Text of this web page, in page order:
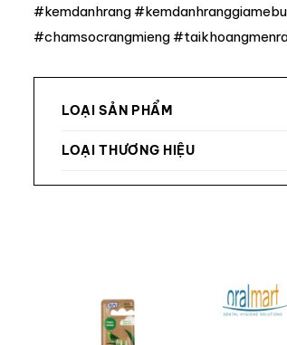
#kemdanhrang
#chamsocrangmieng
LOẠI SẢN PHẨM
LOẠI THƯƠNG HIỆU